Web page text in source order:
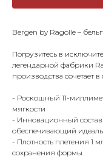
Bergen by Ragolle –
Погрузитесь в
легендарной фабрики
производства сочетает в
- Роскошный 11-
мягкости
- Инновационный
обеспечивающий
- Плотность плетения 1
сохранения формы